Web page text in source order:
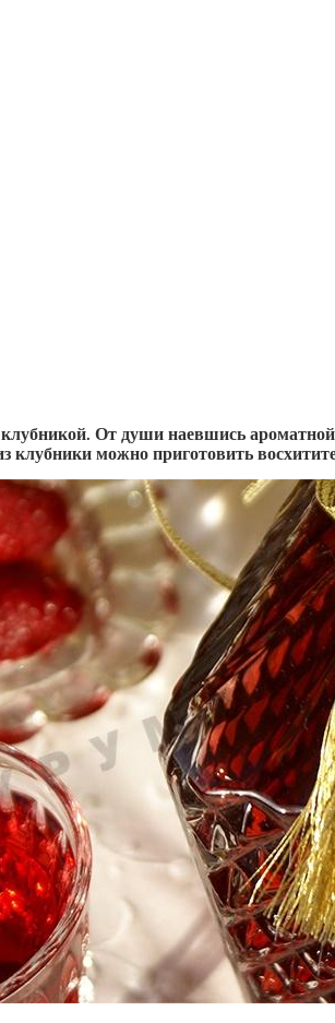
От души наевшись
клубники можно приготовить